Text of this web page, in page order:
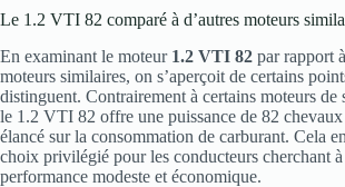
Le 1.2 VTI 82 comparé à d’autres moteurs
En examinant le moteur 1.2 VTI 82 par rapport
moteurs similaires, on s’aperçoit de certains
distinguent. Contrairement à certains moteurs de
le 1.2 VTI 82 offre une puissance de 82
élancé sur la consommation de carburant. Cela
choix privilégié pour les conducteurs cherchant
performance modeste et économique.